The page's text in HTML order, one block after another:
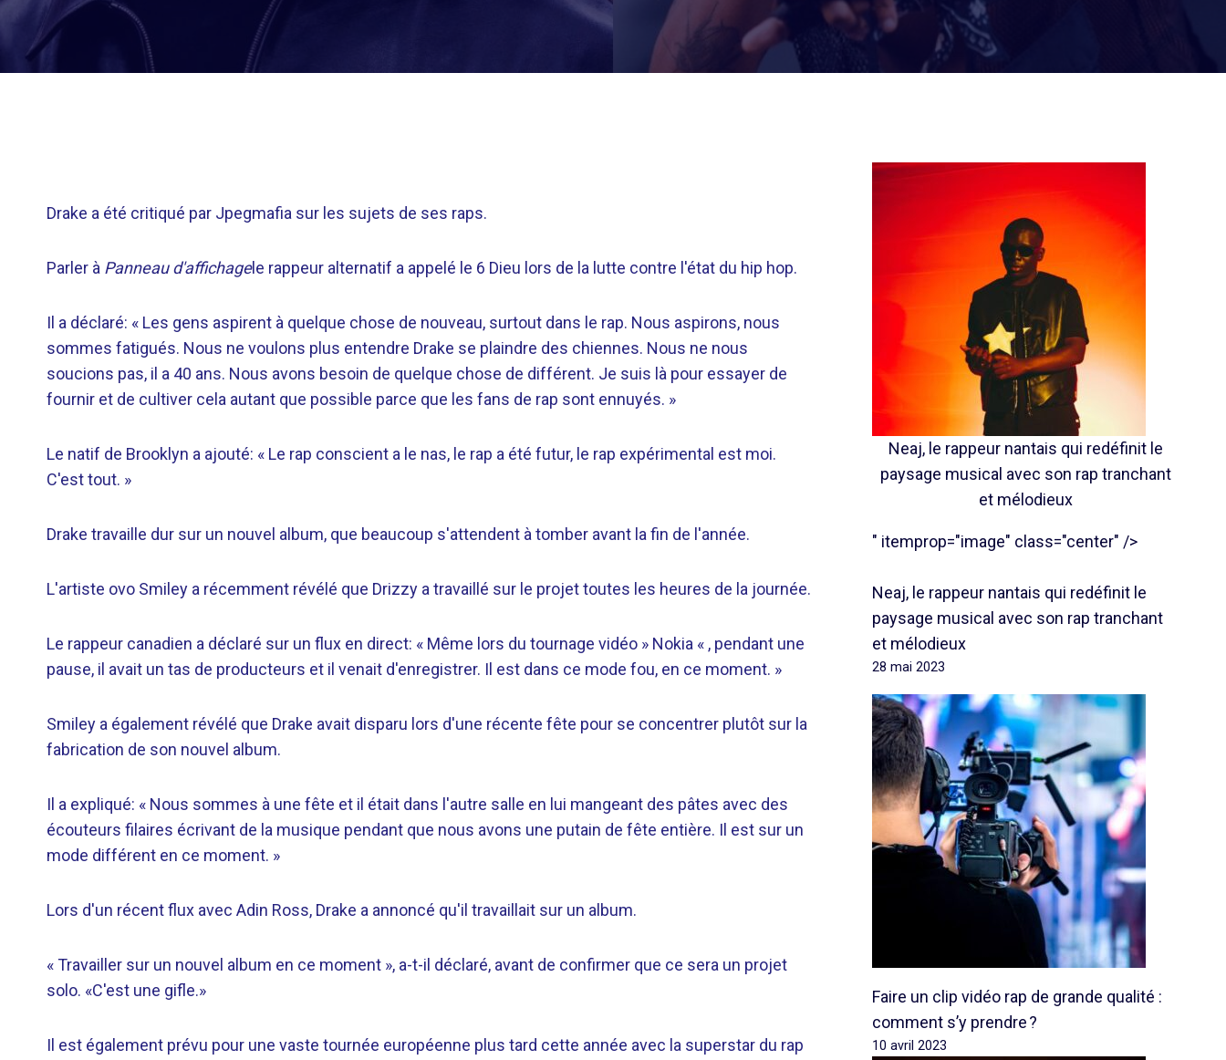
Drake a été critiqué par Jpegmafia sur les sujets de ses raps.
Parler à Panneau d'affichagele rappeur alternatif a appelé le 6 Dieu lors de la lutte contre l'état du hip hop.
Il a déclaré: « Les gens aspirent à quelque chose de nouveau, surtout dans le rap. Nous aspirons, nous
sommes fatigués. Nous ne voulons plus entendre Drake se plaindre des chiennes. Nous ne nous
soucions pas, il a 40 ans. Nous avons besoin de quelque chose de différent. Je suis là pour essayer de
fournir et de cultiver cela autant que possible parce que les fans de rap sont ennuyés. »
Le natif de Brooklyn a ajouté: « Le rap conscient a le nas, le rap a été futur, le rap expérimental est moi.
C'est tout. »
Drake travaille dur sur un nouvel album, que beaucoup s'attendent à tomber avant la fin de l'année.
L'artiste ovo Smiley a récemment révélé que Drizzy a travaillé sur le projet toutes les heures de la journée.
Le rappeur canadien a déclaré sur un flux en direct: « Même lors du tournage vidéo » Nokia « , pendant une
pause, il avait un tas de producteurs et il venait d'enregistrer. Il est dans ce mode fou, en ce moment. »
Smiley a également révélé que Drake avait disparu lors d'une récente fête pour se concentrer plutôt sur la
fabrication de son nouvel album.
Il a expliqué: « Nous sommes à une fête et il était dans l'autre salle en lui mangeant des pâtes avec des
écouteurs filaires écrivant de la musique pendant que nous avons une putain de fête entière. Il est sur un
mode différent en ce moment. »
Lors d'un récent flux avec Adin Ross, Drake a annoncé qu'il travaillait sur un album.
« Travailler sur un nouvel album en ce moment », a-t-il déclaré, avant de confirmer que ce sera un projet
solo. «C'est une gifle.»
Il est également prévu pour une vaste tournée européenne plus tard cette année avec la superstar du rap
Neaj, le rappeur nantais qui redéfinit le
paysage musical avec son rap tranchant
et mélodieux
" itemprop="image" class="center" />
Neaj, le rappeur nantais qui redéfinit le
paysage musical avec son rap tranchant
et mélodieux
28 mai 2023
Faire un clip vidéo rap de grande qualité :
comment s’y prendre ?
10 avril 2023